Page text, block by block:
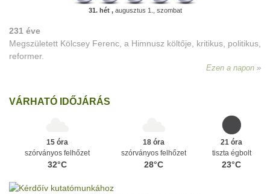
31. hét ,augusztus 1., szombat
231 éve
Megszületett Kölcsey Ferenc, a Himnusz költője, kritikus, politikus,
reformer.
Ezen a napon
VÁRHATÓ IDŐJÁRÁS
15 óra
szórványos felhőzet
32°C
18 óra
szórványos felhőzet
28°C
21 óra
tiszta égbolt
23°C